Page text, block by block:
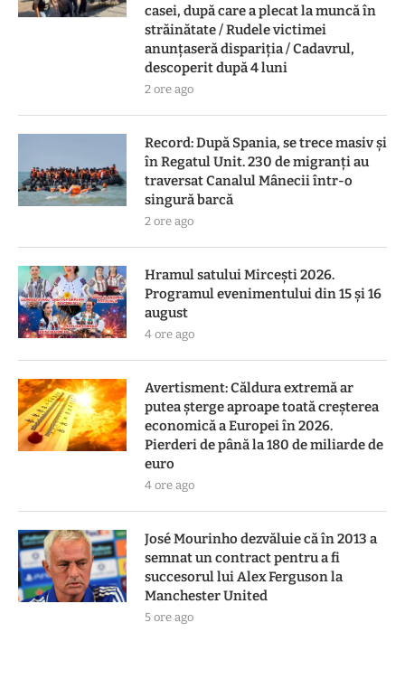
casei, după care a plecat la muncă în
străinătate / Rudele victimei
anunţaseră dispariţia / Cadavrul,
descoperit după 4 luni
2 ore ago
Record: După Spania, se trece masiv și
în Regatul Unit. 230 de migranți au
traversat Canalul Mânecii într-o
singură barcă
2 ore ago
Hramul satului Mircești 2026.
Programul evenimentului din 15 și 16
august
4 ore ago
Avertisment: Căldura extremă ar
putea șterge aproape toată creșterea
economică a Europei în 2026.
Pierderi de până la 180 de miliarde de
euro
4 ore ago
José Mourinho dezvăluie că în 2013 a
semnat un contract pentru a fi
succesorul lui Alex Ferguson la
Manchester United
5 ore ago